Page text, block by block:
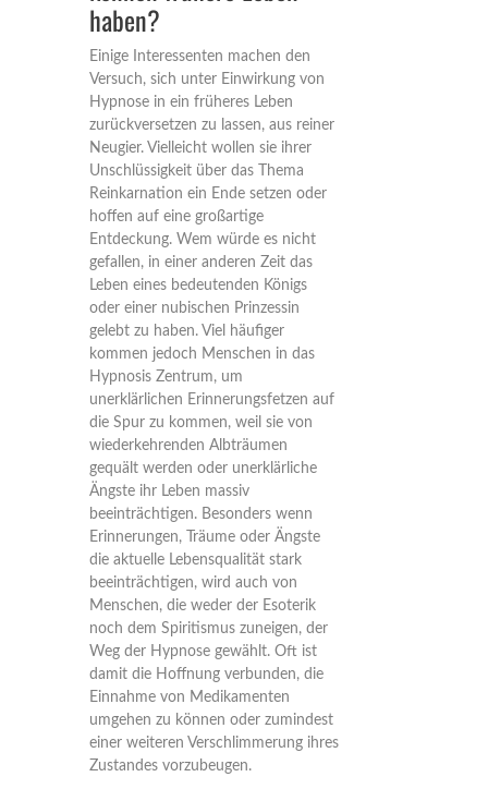
haben?
Einige Interessenten machen den
Versuch, sich unter Einwirkung von
Hypnose in ein früheres Leben
zurückversetzen zu lassen, aus reiner
Neugier. Vielleicht wollen sie ihrer
Unschlüssigkeit über das Thema
Reinkarnation ein Ende setzen oder
hoffen auf eine großartige
Entdeckung. Wem würde es nicht
gefallen, in einer anderen Zeit das
Leben eines bedeutenden Königs
oder einer nubischen Prinzessin
gelebt zu haben. Viel häufiger
kommen jedoch Menschen in das
Hypnosis Zentrum, um
unerklärlichen Erinnerungsfetzen auf
die Spur zu kommen, weil sie von
wiederkehrenden Albträumen
gequält werden oder unerklärliche
Ängste ihr Leben massiv
beeinträchtigen. Besonders wenn
Erinnerungen, Träume oder Ängste
die aktuelle Lebensqualität stark
beeinträchtigen, wird auch von
Menschen, die weder der Esoterik
noch dem Spiritismus zuneigen, der
Weg der Hypnose gewählt. Oft ist
damit die Hoffnung verbunden, die
Einnahme von Medikamenten
umgehen zu können oder zumindest
einer weiteren Verschlimmerung ihres
Zustandes vorzubeugen.